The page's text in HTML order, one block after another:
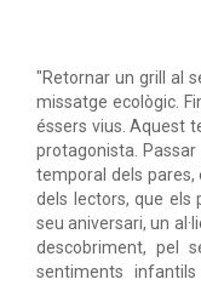
"Retornar un grill al
missatge ecològic.
éssers vius. Aquest
protagonista.
temporal dels pares,
dels lectors, que els
seu aniversari, un
descobriment, pel
sentiments